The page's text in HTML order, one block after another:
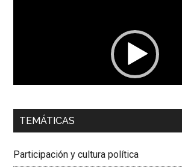
00:00
Dra. Carolina Corcho Mejía,Presidenta
Colombiana
TEMÁTICAS
Participación y cultura política